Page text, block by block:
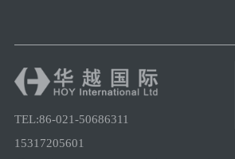
TEL:86-021-50686311
15317205601